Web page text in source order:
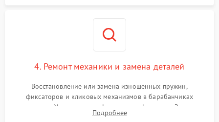
4. Ремонт механики и замена деталей
Восстановление или замена изношенных пружин,
фиксаторов и кликовых механизмов в барабанчиках
поправок. Устранение люфтов в трансфокаторе. Замена
поврежденных линз, разбитой сетки или восстановление
Подробнее